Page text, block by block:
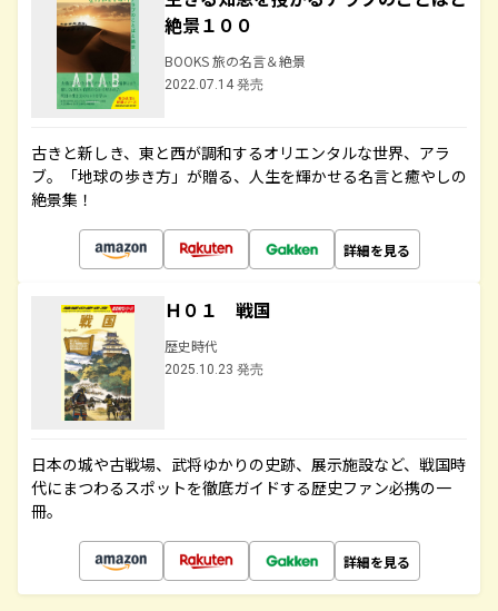
絶景１００
BOOKS 旅の名言＆絶景
2022.07.14 発売
古きと新しき、東と西が調和するオリエンタルな世界、アラ
ブ。「地球の歩き方」が贈る、人生を輝かせる名言と癒やしの
絶景集！
詳細を見る
Ｈ０１ 戦国
歴史時代
2025.10.23 発売
日本の城や古戦場、武将ゆかりの史跡、展示施設など、戦国時
代にまつわるスポットを徹底ガイドする歴史ファン必携の一
冊。
詳細を見る